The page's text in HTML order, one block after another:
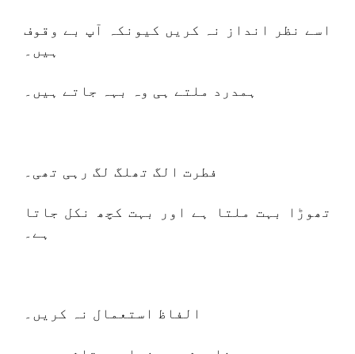
اسے نظر انداز نہ کریں کیونکہ آپ بے وقوف
ہیں۔
ہمدرد ملتے ہی وہ بہہ جاتے ہیں۔
فطرت الگ تھلگ لگ رہی تھی۔
تھوڑا بہت ملتا ہے اور بہت کچھ نکل جاتا
ہے۔
الفاظ استعمال نہ کریں۔